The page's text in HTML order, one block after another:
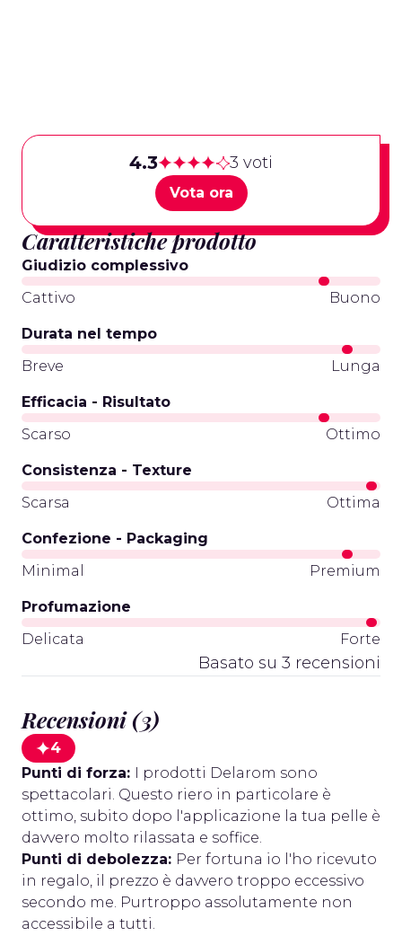
4.3 3 voti
Vota ora
Caratteristiche prodotto
Giudizio complessivo
Cattivo
Buono
Durata nel tempo
Breve
Lunga
Efficacia - Risultato
Scarso
Ottimo
Consistenza - Texture
Scarsa
Ottima
Confezione - Packaging
Minimal
Premium
Profumazione
Delicata
Forte
Basato su 3 recensioni
Recensioni (3)
4
Punti di forza: I prodotti Delarom sono
spettacolari. Questo riero in particolare è
ottimo, subito dopo l'applicazione la tua pelle è
davvero molto rilassata e soffice.
Punti di debolezza: Per fortuna io l'ho ricevuto
in regalo, il prezzo è davvero troppo eccessivo
secondo me. Purtroppo assolutamente non
accessibile a tutti.